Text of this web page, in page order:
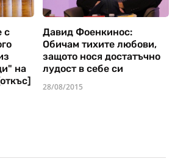
с
на
Давид Фоенкинос:
Обичам тихите любови,
защото нося достатъчно
лудост в себе си
28/08/2015